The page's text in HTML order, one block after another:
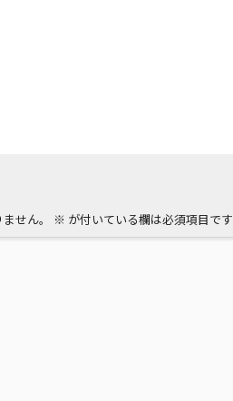
せん。 ※ が付いている欄は必須項目です